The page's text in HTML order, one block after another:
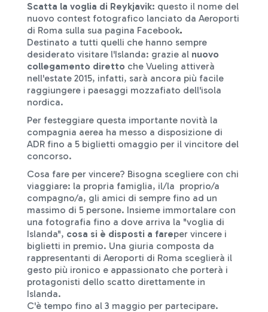
Scatta la voglia di Reykjavik: questo il nome del
nuovo contest fotografico lanciato da Aeroporti
di Roma sulla sua pagina Facebook.
Destinato a tutti quelli che hanno sempre
desiderato visitare l'Islanda: grazie al nuovo
collegamento diretto che Vueling attiverà
nell'estate 2015, infatti, sarà ancora più facile
raggiungere i paesaggi mozzafiato dell'isola
nordica.
Per festeggiare questa importante novità la
compagnia aerea ha messo a disposizione di
ADR fino a 5 biglietti omaggio per il vincitore del
concorso.
Cosa fare per vincere? Bisogna scegliere con chi
viaggiare: la propria famiglia, il/la proprio/a
compagno/a, gli amici di sempre fino ad un
massimo di 5 persone. Insieme immortalare con
una fotografia fino a dove arriva la "voglia di
Islanda", cosa si è disposti a fareper vincere i
biglietti in premio. Una giuria composta da
rappresentanti di Aeroporti di Roma sceglierà il
gesto più ironico e appassionato che porterà i
protagonisti dello scatto direttamente in
Islanda.
C'è tempo fino al 3 maggio per partecipare.